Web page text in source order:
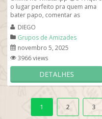
o lugar perfeito pra quem ama
bater papo, comentar as
novidades, saber das tendências
e...
DIEGO
Grupos de Amizades
novembro 5, 2025
3966 views
DETALHES
1 2 3